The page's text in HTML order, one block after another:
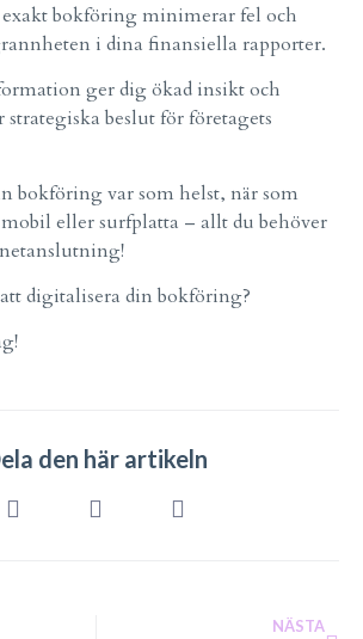
exakt bokföring minimerar fel och
i dina finansiella rapporter.
ger dig ökad insikt och
strategiska beslut för företagets
bokföring var som helst, när som
eller surfplatta – allt du behöver
digitalisera din bokföring?
den här artikeln
NÄSTA